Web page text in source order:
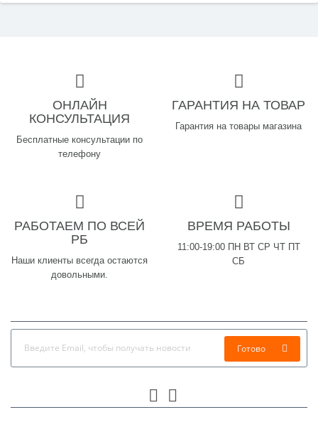
ОНЛАЙН
КОНСУЛЬТАЦИЯ
Бесплатные консультации по
телефону
ГАРАНТИЯ НА ТОВАР
Гарантия на товары магазина
РАБОТАЕМ ПО ВСЕЙ
РБ
Наши клиенты всегда остаются
довольными.
ВРЕМЯ РАБОТЫ
11:00-19:00 ПН ВТ СР ЧТ ПТ
СБ
Готово